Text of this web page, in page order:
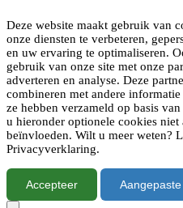
Deze website maakt gebruik van
onze diensten te verbeteren,
en uw ervaring te optimaliseren.
gebruik van onze site met onze
adverteren en analyse. Deze
combineren met andere
ze hebben verzameld op basis
u hieronder optionele cookies
beïnvloeden. Wilt u meer weten?
Privacyverklaring.
Accepteer